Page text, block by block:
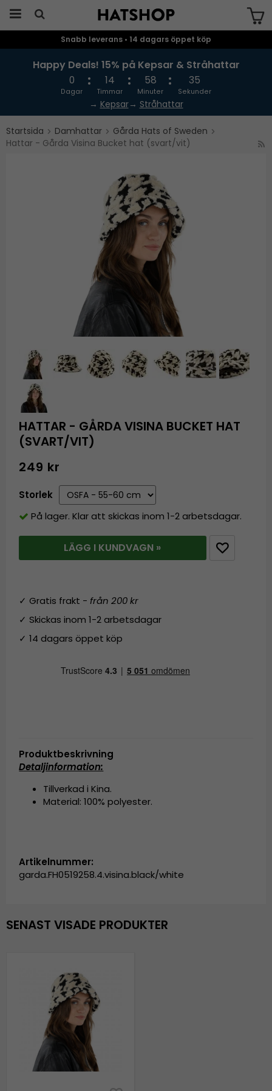
Snabb leverans • 14 dagars öppet köp
Happy Deals! 15% på Kepsar & Stråhattar
0
Dagar
14
Timmar
58
Minuter
35
Sekunder
→ Kepsar→ Stråhattar
Startsida Damhattar
Gårda Hats of Sweden
Hattar - Gårda Visina Bucket hat (svart/vit)
HATTAR - GÅRDA VISINA BUCKET HAT
(SVART/VIT)
249 kr
Storlek
På lager. Klar att skickas inom 1-2 arbetsdagar.
LÄGG I KUNDVAGN »
✓ Gratis frakt -från 200 kr
✓ Skickas inom 1-2 arbetsdagar
✓ 14 dagars öppet köp
Produktbeskrivning
Detaljinformation:
Tillverkad i Kina.
Material: 100% polyester.
Artikelnummer:
garda.FH0519258.4.visina.black/white
SENAST VISADE PRODUKTER